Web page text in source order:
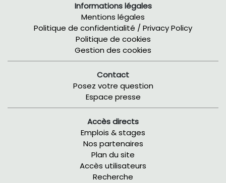
Informations légales
Mentions légales
Politique de confidentialité / Privacy Policy
Politique de cookies
Gestion des cookies
Contact
Posez votre question
Espace presse
Accès directs
Emplois & stages
Nos partenaires
Plan du site
Accès utilisateurs
Recherche